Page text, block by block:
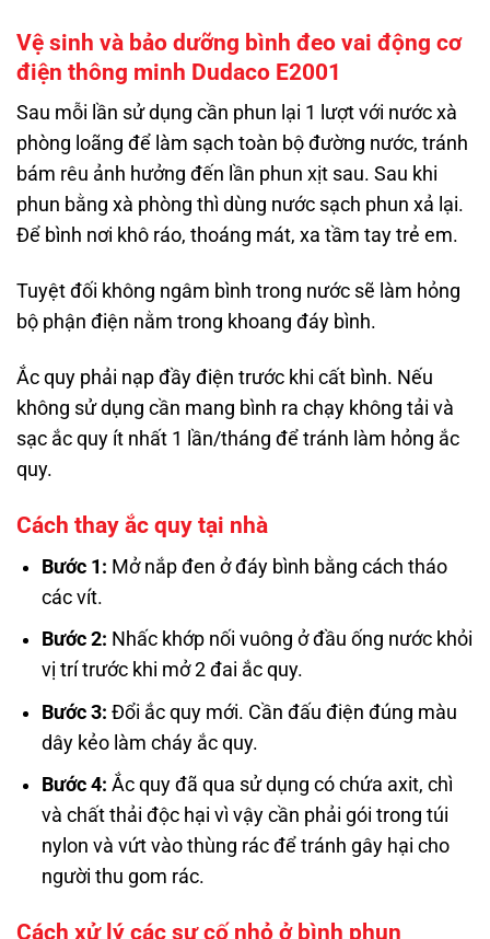
Vệ sinh và bảo dưỡng bình đeo vai động cơ
điện thông minh Dudaco E2001
Sau mỗi lần sử dụng cần phun lại 1 lượt với nước xà
phòng loãng để làm sạch toàn bộ đường nước, tránh
bám rêu ảnh hưởng đến lần phun xịt sau. Sau khi
phun bằng xà phòng thì dùng nước sạch phun xả lại.
Để bình nơi khô ráo, thoáng mát, xa tầm tay trẻ em.
Tuyệt đối không ngâm bình trong nước sẽ làm hỏng
bộ phận điện nằm trong khoang đáy bình.
Ắc quy phải nạp đầy điện trước khi cất bình. Nếu
không sử dụng cần mang bình ra chạy không tải và
sạc ắc quy ít nhất 1 lần/tháng để tránh làm hỏng ắc
quy.
Cách thay ắc quy tại nhà
Bước 1: Mở nắp đen ở đáy bình bằng cách tháo
các vít.
Bước 2: Nhấc khớp nối vuông ở đầu ống nước khỏi
vị trí trước khi mở 2 đai ắc quy.
Bước 3: Đổi ắc quy mới. Cần đấu điện đúng màu
dây kẻo làm cháy ắc quy.
Bước 4: Ắc quy đã qua sử dụng có chứa axit, chì
và chất thải độc hại vì vậy cần phải gói trong túi
nylon và vứt vào thùng rác để tránh gây hại cho
người thu gom rác.
Cách xử lý các sự cố nhỏ ở bình phun